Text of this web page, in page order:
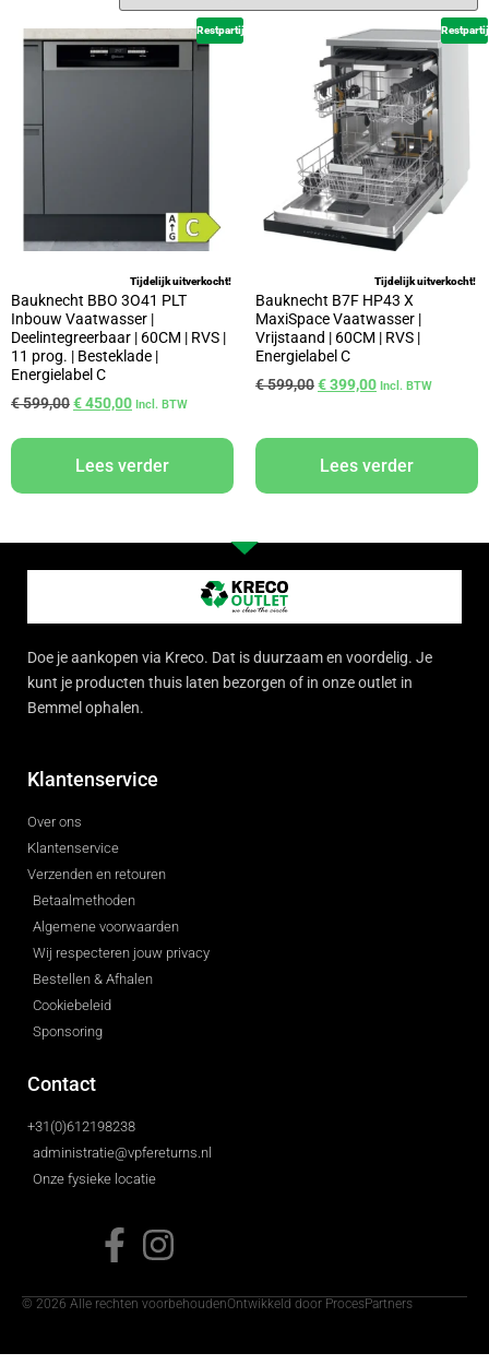
Restpartij
Tijdelijk uitverkocht!
Bauknecht BBO 3O41 PLT
Inbouw Vaatwasser |
Deelintegreerbaar | 60CM | RVS |
11 prog. | Besteklade |
Energielabel C
€599,00€450,00 Incl. BTW
Lees verder
Restpartij
Tijdelijk uitverkocht!
Bauknecht B7F HP43 X
MaxiSpace Vaatwasser |
Vrijstaand | 60CM | RVS |
Energielabel C
€599,00€399,00 Incl. BTW
Lees verder
Doe je aankopen via Kreco. Dat is duurzaam en voordelig. Je
kunt je producten thuis laten bezorgen of in onze outlet in
Bemmel ophalen.
Klantenservice
Over ons
Klantenservice
Verzenden en retouren
Betaalmethoden
Algemene voorwaarden
Wij respecteren jouw privacy
Bestellen & Afhalen
Cookiebeleid
Sponsoring
Contact
+31(0)612198238
administratie@vpfereturns.nl
Onze fysieke locatie
© 2026 Alle rechten voorbehoudenOntwikkeld door ProcesPartners